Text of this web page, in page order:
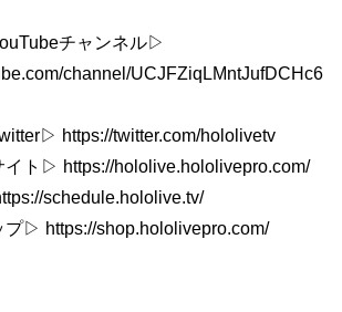
チャンネル▷
channel/UCJFZiqLMntJufDCHc6
https://twitter.com/hololivetv
イト▷ https://hololive.hololivepro.com/
schedule.hololive.tv/
プ▷ https://shop.hololivepro.com/